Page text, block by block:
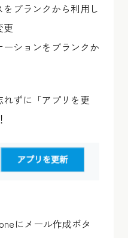
ブランクから利用し
更
ーションをブランクか
ずに「アプリを更
にメール作成ボタ